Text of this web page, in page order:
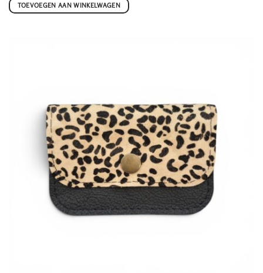
TOEVOEGEN AAN WINKELWAGEN